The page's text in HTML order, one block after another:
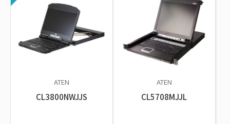
ATEN
CL3800NWJJS
ATEN
CL5708MJJL